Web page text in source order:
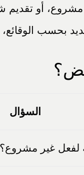
أو
بحسب الوقائع،
السؤال
لفعل غير مشروع؟